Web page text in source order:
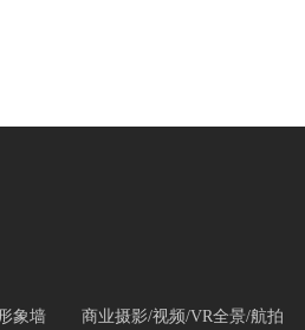
象墙 商业摄影/视频/VR全景/航拍